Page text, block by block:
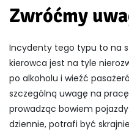
Zwróćmy
Incydenty tego typu to na
kierowca jest na tyle
po alkoholu i wieźć
szczególną uwagę na
prowadząc bowiem
dziennie, potrafi być